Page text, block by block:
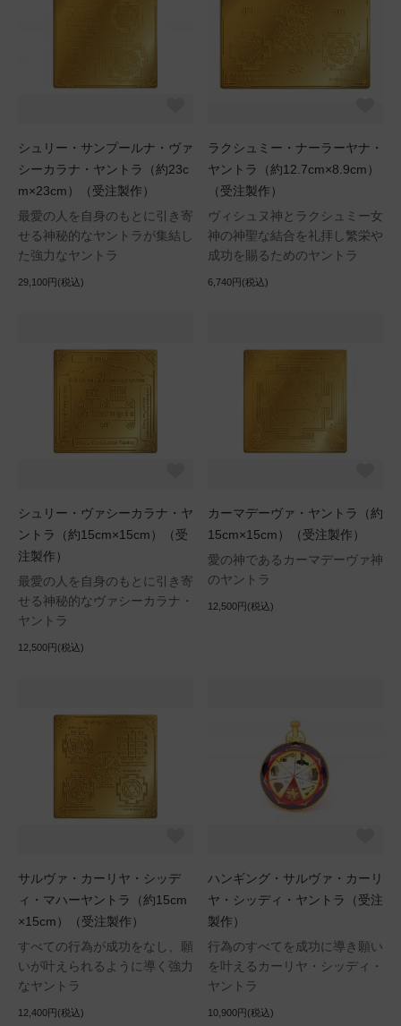
シュリー・サンプールナ・ヴァ
シーカラナ・ヤントラ（約23c
m×23cm）（受注製作）
最愛の人を自身のもとに引き寄
せる神秘的なヤントラが集結し
た強力なヤントラ
29,100円(税込)
ラクシュミー・ナーラーヤナ・
ヤントラ（約12.7cm×8.9cm）
（受注製作）
ヴィシュヌ神とラクシュミー女
神の神聖な結合を礼拝し繁栄や
成功を賜るためのヤントラ
6,740円(税込)
シュリー・ヴァシーカラナ・ヤ
ントラ（約15cm×15cm）（受
注製作）
最愛の人を自身のもとに引き寄
せる神秘的なヴァシーカラナ・
ヤントラ
12,500円(税込)
カーマデーヴァ・ヤントラ（約
15cm×15cm）（受注製作）
愛の神であるカーマデーヴァ神
のヤントラ
12,500円(税込)
サルヴァ・カーリヤ・シッデ
ィ・マハーヤントラ（約15cm
×15cm）（受注製作）
すべての行為が成功をなし、願
いが叶えられるように導く強力
なヤントラ
12,400円(税込)
ハンギング・サルヴァ・カーリ
ヤ・シッディ・ヤントラ（受注
製作）
行為のすべてを成功に導き願い
を叶えるカーリヤ・シッディ・
ヤントラ
10,900円(税込)